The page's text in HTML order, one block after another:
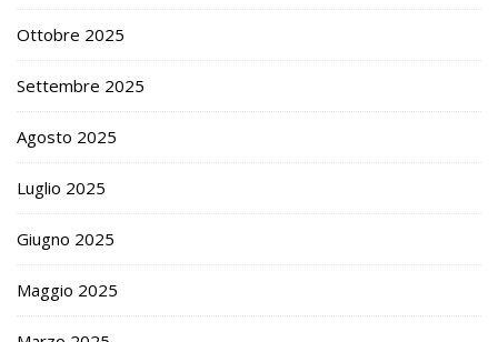
Ottobre 2025
Settembre 2025
Agosto 2025
Luglio 2025
Giugno 2025
Maggio 2025